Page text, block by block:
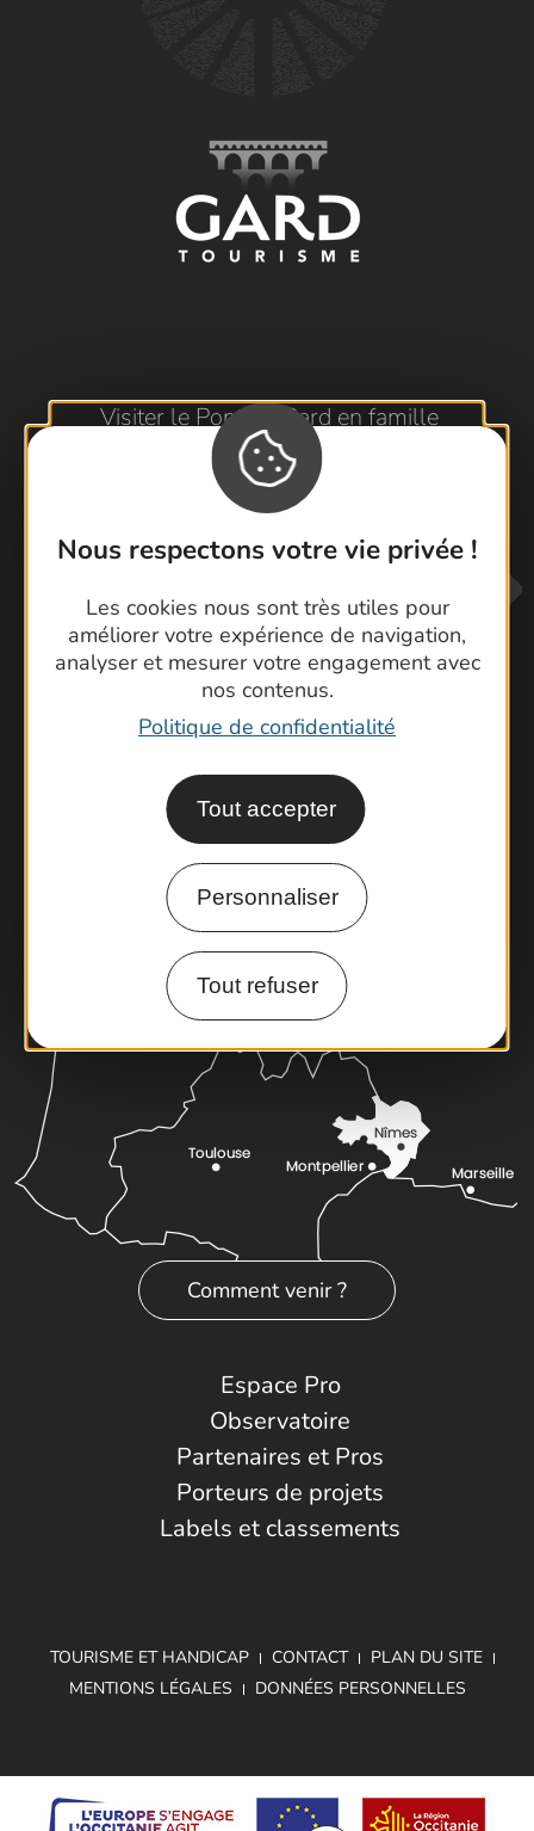
Nous respectons votre vie privée !
Les cookies nous sont très utiles pour
améliorer votre expérience de navigation,
analyser et mesurer votre engagement avec
nos contenus.
Politique de confidentialité
Tout accepter
Personnaliser
Tout refuser
Visiter le Pont du Gard en famille
Les Arènes de Nîmes
Escapade en Camargue
Randonnée en Cévennes
Foire aux questions
Brochures
Cartoguides et Topoguides
Latitude Gard
Comment venir ?
Espace Pro
Observatoire
Partenaires et Pros
Porteurs de projets
Labels et classements
TOURISME ET HANDICAP CONTACT
PLAN DU SITE
MENTIONS LÉGALES
DONNÉES PERSONNELLES